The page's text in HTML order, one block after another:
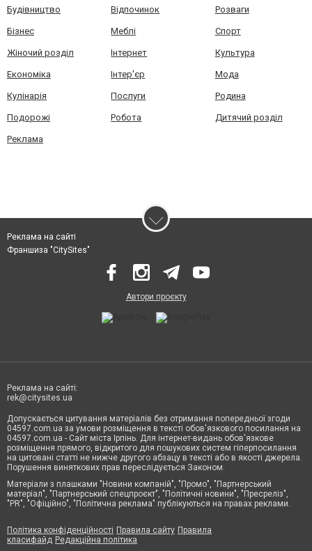
Будівництво Відпочинок Розваги
Бізнес Меблі Спорт
Жіночий розділ Інтернет Культура
Економіка Інтер'єр Мода
Кулінарія Послуги Родина
Подорожі Робота Дитячий розділ
Реклама
Реклама на сайті
Франшиза "CitySites"
Автори проєкту
Реклама на сайті:
rek@citysites.ua
Допускається цитування матеріалів без отримання попередньої згоди
04597.com.ua за умови розміщення в тексті обов'язкового посилання на
04597.com.ua - Сайт міста Ірпінь. Для інтернет-видань обов'язкове
розміщення прямого, відкритого для пошукових систем гіперпосилання
на цитовані статті не нижче другого абзацу в тексті або в якості джерела.
Порушення виняткових прав переслідується Законом.
Матеріали з плашками "Новини компаній", "Промо", "Партнерський
матеріал", "Партнерський спецпроєкт", "Політичні новини", "Пресреліз",
"PR", "Офіційно", "Політична реклама" публікуються на правах реклами.
Політика конфіденційності Правила сайту Правила
класифайд Редакційна політика